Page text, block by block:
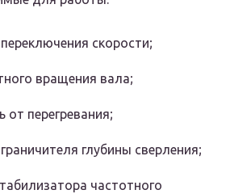
скорости;
вращения вала;
перегревания;
глубины сверления;
частотного